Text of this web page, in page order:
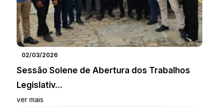
02/03/2026
Sessão Solene de Abertura dos Trabalhos
Legislativ...
ver mais